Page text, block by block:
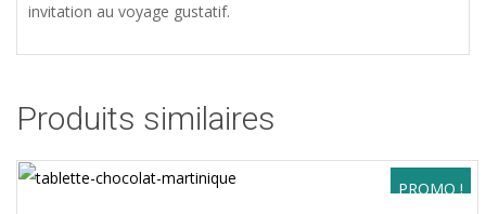
invitation au voyage gustatif.
Produits similaires
PROMO !